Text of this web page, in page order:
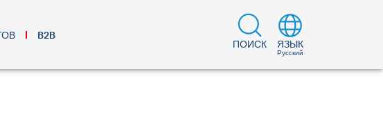
B2B
ПОИСК ЯЗЫК
Русский